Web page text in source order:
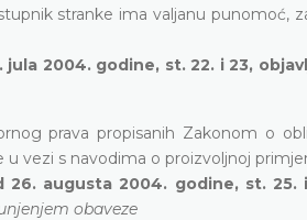
stranke ima valjanu punomoć,
2004. godine, st. 22. i 23,
prava propisanih Zakonom o
vezi s navodima o proizvoljnoj
26. augusta 2004. godine, st. 25.
obaveze